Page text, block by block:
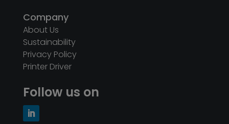
Company
About Us
Sustainability
Privacy Policy
Printer Driver
Follow us on